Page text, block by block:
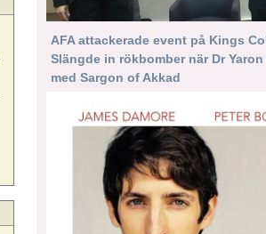
AFA attackerade event på Kings
Slängde in rökbomber när Dr
med Sargon of Akkad